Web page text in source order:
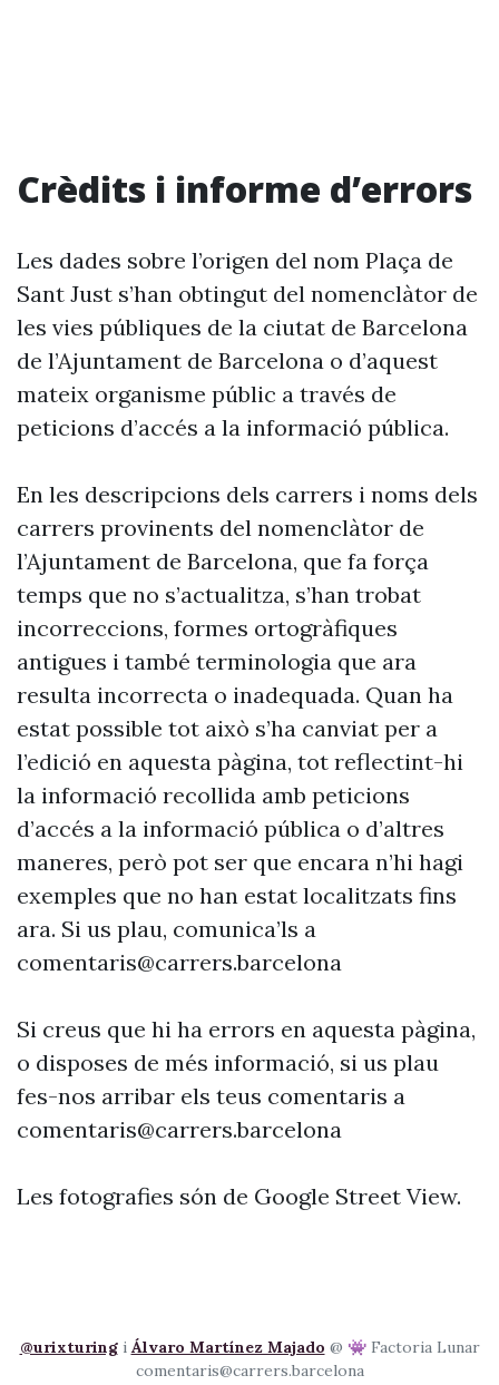
Crèdits i informe d’errors
Les dades sobre l’origen del nom Plaça de
Sant Just s’han obtingut del nomenclàtor de
les vies públiques de la ciutat de Barcelona
de l’Ajuntament de Barcelona o d’aquest
mateix organisme públic a través de
peticions d’accés a la informació pública.
En les descripcions dels carrers i noms dels
carrers provinents del nomenclàtor de
l’Ajuntament de Barcelona, que fa força
temps que no s’actualitza, s’han trobat
incorreccions, formes ortogràfiques
antigues i també terminologia que ara
resulta incorrecta o inadequada. Quan ha
estat possible tot això s’ha canviat per a
l’edició en aquesta pàgina, tot reflectint-hi
la informació recollida amb peticions
d’accés a la informació pública o d’altres
maneres, però pot ser que encara n’hi hagi
exemples que no han estat localitzats fins
ara. Si us plau, comunica’ls a
comentaris@carrers.barcelona
Si creus que hi ha errors en aquesta pàgina,
o disposes de més informació, si us plau
fes-nos arribar els teus comentaris a
comentaris@carrers.barcelona
Les fotografies són de Google Street View.
@urixturingi Álvaro Martínez Majado @ 👾 Factoria Lunar
comentaris@carrers.barcelona